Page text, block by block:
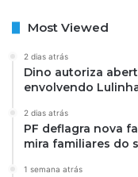
Most Viewed
2 dias atrás
Dino autoriza
envolvendo
2 dias atrás
PF deflagra nova
mira familiares do
1 semana atrás